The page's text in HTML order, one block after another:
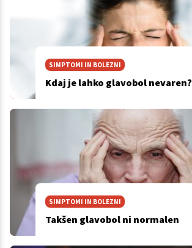
SIMPTOMI IN BOLEZNI
Kdaj je lahko glavobol nevaren?
SIMPTOMI IN BOLEZNI
Takšen glavobol ni normalen